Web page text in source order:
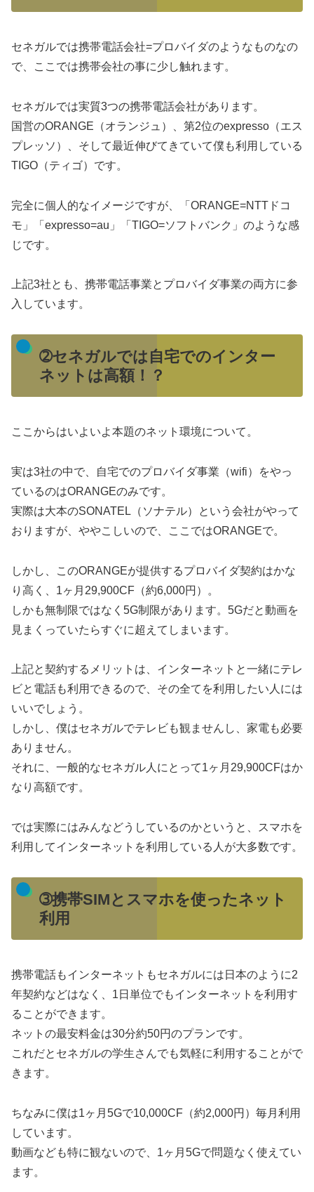
セネガルでは携帯電話会社=プロバイダのようなものなの
で、ここでは携帯会社の事に少し触れます。
セネガルでは実質3つの携帯電話会社があります。
国営のORANGE（オランジュ）、第2位のexpresso（エス
プレッソ）、そして最近伸びてきていて僕も利用している
TIGO（ティゴ）です。
完全に個人的なイメージですが、「ORANGE=NTTドコ
モ」「expresso=au」「TIGO=ソフトバンク」のような感
じです。
上記3社とも、携帯電話事業とプロバイダ事業の両方に参
入しています。
➁セネガルでは自宅でのインター
ネットは高額！？
ここからはいよいよ本題のネット環境について。
実は3社の中で、自宅でのプロバイダ事業（wifi）をやっ
ているのはORANGEのみです。
実際は大本のSONATEL（ソナテル）という会社がやって
おりますが、ややこしいので、ここではORANGEで。
しかし、このORANGEが提供するプロバイダ契約はかな
り高く、1ヶ月29,900CF（約6,000円）。
しかも無制限ではなく5G制限があります。5Gだと動画を
見まくっていたらすぐに超えてしまいます。
上記と契約するメリットは、インターネットと一緒にテレ
ビと電話も利用できるので、その全てを利用したい人には
いいでしょう。
しかし、僕はセネガルでテレビも観ませんし、家電も必要
ありません。
それに、一般的なセネガル人にとって1ヶ月29,900CFはか
なり高額です。
では実際にはみんなどうしているのかというと、スマホを
利用してインターネットを利用している人が大多数です。
➂携帯SIMとスマホを使ったネット
利用
携帯電話もインターネットもセネガルには日本のように2
年契約などはなく、1日単位でもインターネットを利用す
ることができます。
ネットの最安料金は30分約50円のプランです。
これだとセネガルの学生さんでも気軽に利用することがで
きます。
ちなみに僕は1ヶ月5Gで10,000CF（約2,000円）毎月利用
しています。
動画なども特に観ないので、1ヶ月5Gで問題なく使えてい
ます。